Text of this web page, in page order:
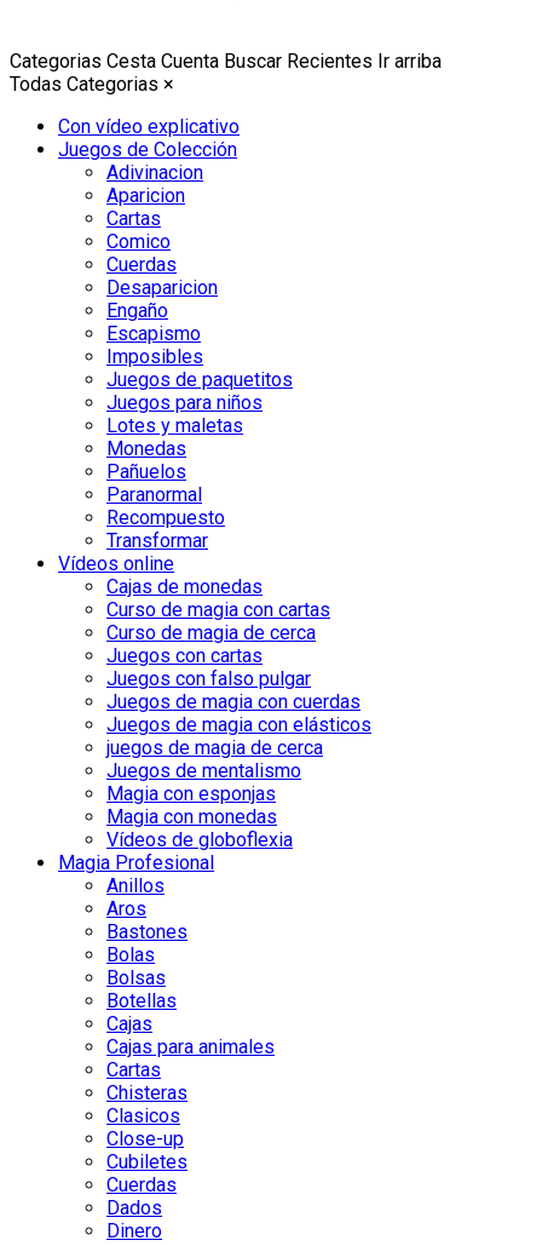
Categorias Cesta Cuenta Buscar Recientes Ir arriba
Todas Categorias ×
Con vídeo explicativo
Juegos de Colección
Adivinacion
Aparicion
Cartas
Comico
Cuerdas
Desaparicion
Engaño
Escapismo
Imposibles
Juegos de paquetitos
Juegos para niños
Lotes y maletas
Monedas
Pañuelos
Paranormal
Recompuesto
Transformar
Vídeos online
Cajas de monedas
Curso de magia con cartas
Curso de magia de cerca
Juegos con cartas
Juegos con falso pulgar
Juegos de magia con cuerdas
Juegos de magia con elásticos
juegos de magia de cerca
Juegos de mentalismo
Magia con esponjas
Magia con monedas
Vídeos de globoflexia
Magia Profesional
Anillos
Aros
Bastones
Bolas
Bolsas
Botellas
Cajas
Cajas para animales
Cartas
Chisteras
Clasicos
Close-up
Cubiletes
Cuerdas
Dados
Dinero